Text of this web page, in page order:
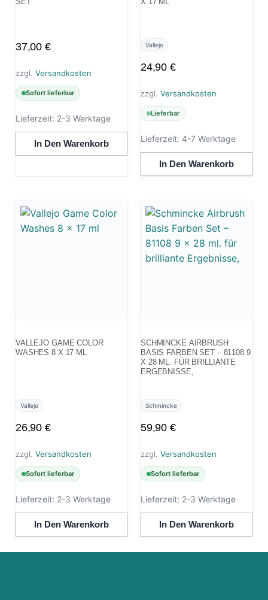
37,00 €
zzgl. Versandkosten
Sofort lieferbar
Lieferzeit: 2-3 Werktage
In Den Warenkorb
Vallejo
24,90 €
zzgl. Versandkosten
Lieferbar
Lieferzeit: 4-7 Werktage
In Den Warenkorb
VALLEJO GAME COLOR
WASHES 8 X 17 ML
Vallejo
26,90 €
zzgl. Versandkosten
Sofort lieferbar
Lieferzeit: 2-3 Werktage
In Den Warenkorb
SCHMINCKE AIRBRUSH
BASIS FARBEN SET – 81108 9
X 28 ML. FÜR BRILLIANTE
ERGEBNISSE,
Schmincke
59,90 €
zzgl. Versandkosten
Sofort lieferbar
Lieferzeit: 2-3 Werktage
In Den Warenkorb